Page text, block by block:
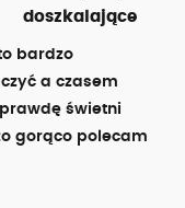
doszkalające
bardzo
a czasem
świetni
gorąco polecam